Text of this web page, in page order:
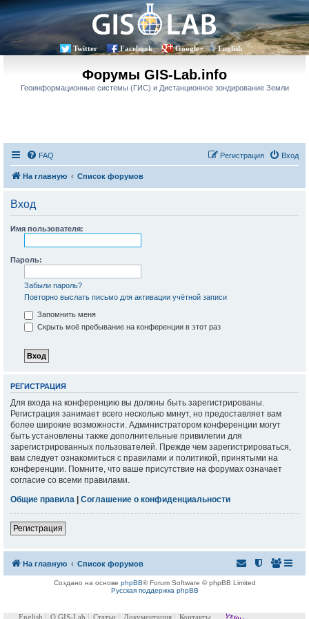
Twitter Facebook Google+ English
Форумы GIS-Lab.info
Геоинформационные системы (ГИС) и Дистанционное зондирование Земли
FAQ Вход
Регистрация
На главную Список форумов
Вход
Имя пользователя:
Пароль:
Забыли пароль?
Повторно выслать письмо для активации учётной записи
Запомнить меня
Скрыть моё пребывание на конференции в этот раз
РЕГИСТРАЦИЯ
Для входа на конференцию вы должны быть зарегистрированы.
Регистрация занимает всего несколько минут, но предоставляет вам
более широкие возможности. Администратором конференции могут
быть установлены также дополнительные привилегии для
зарегистрированных пользователей. Прежде чем зарегистрироваться,
вам следует ознакомиться с правилами и политикой, принятыми на
конференции. Помните, что ваше присутствие на форумах означает
согласие со всеми правилами.
Общие правила | Соглашение о конфиденциальности
Регистрация
На главную Список форумов
Создано на основе phpBB® Forum Software © phpBB Limited
Русская поддержка phpBB
English О GIS-Lab Статьи Документация Контакты